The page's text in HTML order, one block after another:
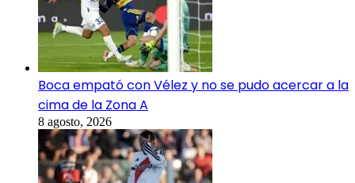
Boca empató con Vélez y no se pudo acercar a la
cima de la Zona A
8 agosto, 2026